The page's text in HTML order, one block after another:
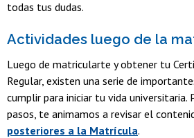
todas tus dudas.
Actividades luego de la
Luego de matricularte y obtener tu
Regular, existen una serie de
cumplir para iniciar tu vida universitaria.
pasos, te animamos a revisar el
posteriores a la Matrícula.